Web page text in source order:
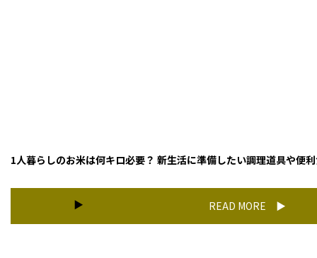
1人暮らしのお米は何キロ必要？ 新生活に準備したい調理道具や便
READ MORE